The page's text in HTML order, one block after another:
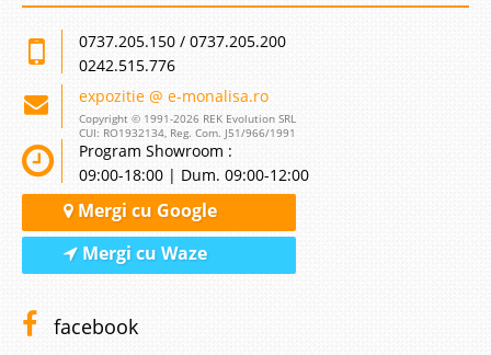
0737.205.150 / 0737.205.200
0242.515.776
expozitie @ e-monalisa.ro
Copyright © 1991-2026 REK Evolution SRL
CUI: RO1932134, Reg. Com. J51/966/1991
Program Showroom :
09:00-18:00 | Dum. 09:00-12:00
Mergi cu Google
Mergi cu Waze
facebook